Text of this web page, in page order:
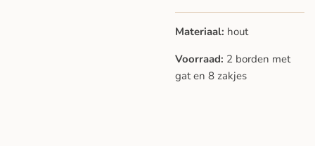
Materiaal: hout
Voorraad: 2 borden met
gat en 8 zakjes